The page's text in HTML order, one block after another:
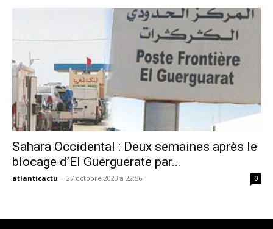
Sahara Occidental : Deux semaines après le
blocage d’El Guerguerate par...
atlanticactu - 27 octobre 2020 à 22:56 0